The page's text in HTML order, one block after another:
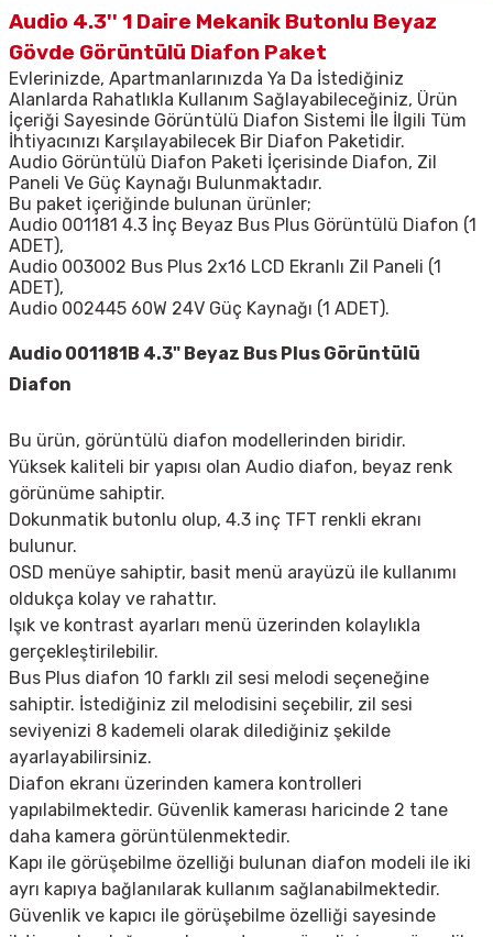
Audio 4.3'' 1 Daire Mekanik Butonlu Beyaz
Gövde Görüntülü Diafon Paket
Evlerinizde, Apartmanlarınızda Ya Da İstediğiniz
Alanlarda Rahatlıkla Kullanım Sağlayabileceğiniz, Ürün
İçeriği Sayesinde Görüntülü Diafon Sistemi İle İlgili Tüm
İhtiyacınızı Karşılayabilecek Bir Diafon Paketidir.
Audio Görüntülü Diafon Paketi İçerisinde Diafon, Zil
Paneli Ve Güç Kaynağı Bulunmaktadır.
Bu paket içeriğinde bulunan ürünler;
Audio 001181 4.3 İnç Beyaz Bus Plus Görüntülü Diafon (1
ADET),
Audio 003002 Bus Plus 2x16 LCD Ekranlı Zil Paneli (1
ADET),
Audio 002445 60W 24V Güç Kaynağı (1 ADET).
Audio 001181B 4.3" Beyaz Bus Plus Görüntülü
Diafon
Bu ürün, görüntülü diafon modellerinden biridir.
Yüksek kaliteli bir yapısı olan Audio diafon, beyaz renk
görünüme sahiptir.
Dokunmatik butonlu olup, 4.3 inç TFT renkli ekranı
bulunur.
OSD menüye sahiptir, basit menü arayüzü ile kullanımı
oldukça kolay ve rahattır.
Işık ve kontrast ayarları menü üzerinden kolaylıkla
gerçekleştirilebilir.
Bus Plus diafon 10 farklı zil sesi melodi seçeneğine
sahiptir. İstediğiniz zil melodisini seçebilir, zil sesi
seviyenizi 8 kademeli olarak dilediğiniz şekilde
ayarlayabilirsiniz.
Diafon ekranı üzerinden kamera kontrolleri
yapılabilmektedir. Güvenlik kamerası haricinde 2 tane
daha kamera görüntülenmektedir.
Kapı ile görüşebilme özelliği bulunan diafon modeli ile iki
ayrı kapıya bağlanılarak kullanım sağlanabilmektedir.
Güvenlik ve kapıcı ile görüşebilme özelliği sayesinde